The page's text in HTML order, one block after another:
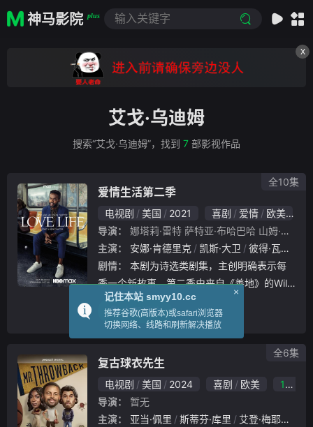
神马影院 plus
X
艾戈·乌迪姆
搜索“艾戈·乌迪姆”，找到 7 部影视作品
爱情生活第二季
电视剧 美国 2021 喜剧 爱情
欧美
导演：
娜塔莉·雷特 萨特亚·布哈巴哈 山姆·博伊德
主演：
安娜·肯德里克 凯斯·大卫 彼得·瓦克
剧情：
季一个新故事。第二季由来自《善地》的Willi
am Jackson Harper担任主演。Harper将饰
演Marcus Watkins，刚和一个本以为会是自
立即播放
全10集
复古球衣先生
电视剧 美国 2024 喜剧 欧美
10.0
导演：
暂无
主演：
亚当·佩里 斯蒂芬·库里 艾登·梅耶里
全6集
×
记住本站 smyy10.cc
推荐谷歌(高版本)或safari浏览器
切换网络、线路和刷新解决播放